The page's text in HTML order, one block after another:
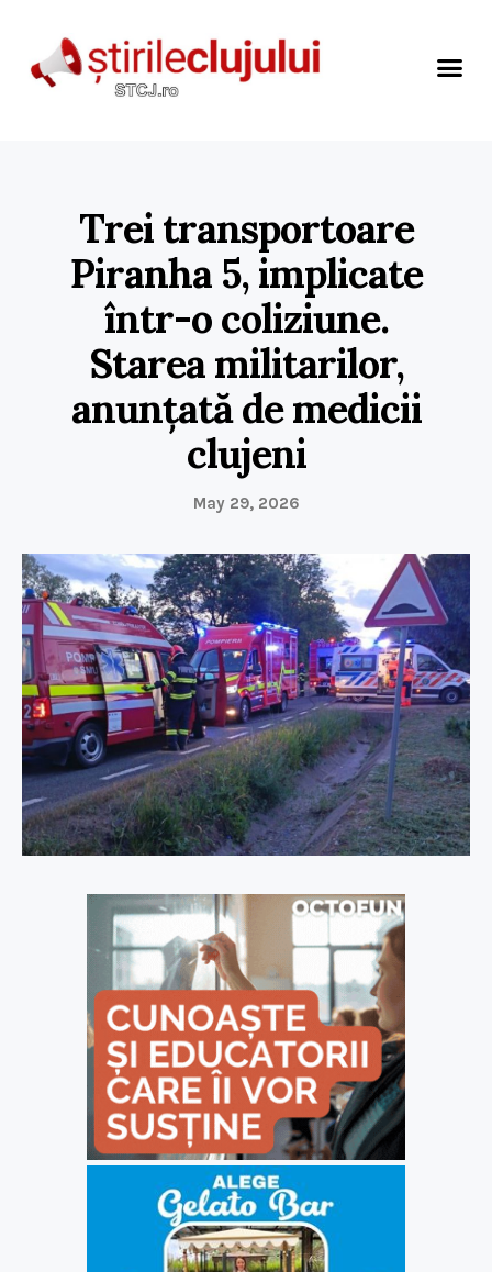
Trei transportoare
Piranha 5, implicate
într-o coliziune.
Starea militarilor,
anunțată de medicii
clujeni
May 29, 2026